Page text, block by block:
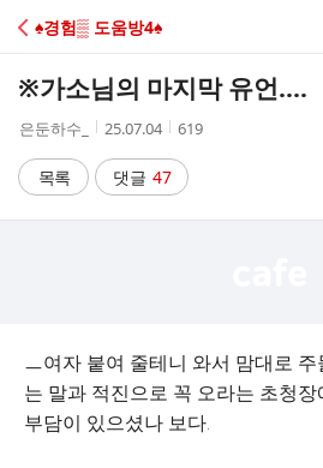
C
A
♠경험▒ 도움방4♠
※가소님의 마지막 유언....
작
자
은둔하수_
작
시
간
25.07.04
조
수
619
목록 댓글 47
ㅡ여자 붙여 줄테니 와서 맘대로
는 말과 적진으로 꼭 오라는 초청
부담이 있으셨나 보다.